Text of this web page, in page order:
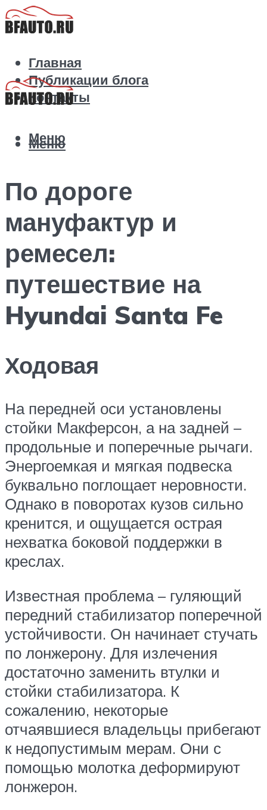
Главная
Публикации блога
Контакты
Меню
Меню
По дороге
мануфактур и
ремесел:
путешествие на
Hyundai Santa Fe
Ходовая
На передней оси установлены
стойки Макферсон, а на задней –
продольные и поперечные рычаги.
Энергоемкая и мягкая подвеска
буквально поглощает неровности.
Однако в поворотах кузов сильно
кренится, и ощущается острая
нехватка боковой поддержки в
креслах.
Известная проблема – гуляющий
передний стабилизатор поперечной
устойчивости. Он начинает стучать
по лонжерону. Для излечения
достаточно заменить втулки и
стойки стабилизатора. К
сожалению, некоторые
отчаявшиеся владельцы прибегают
к недопустимым мерам. Они с
помощью молотка деформируют
лонжерон.